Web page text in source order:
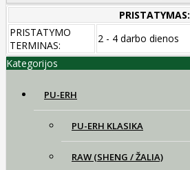
PRISTATYMAS:
PRISTATYMO
TERMINAS:
2 - 4 darbo dienos
Kategorijos
PU-ERH
PU-ERH KLASIKA
RAW (SHENG / ŽALIA)